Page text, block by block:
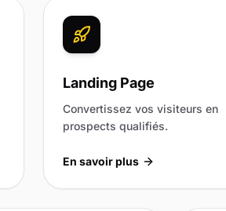
Landing Page
Convertissez vos visiteurs en
prospects qualifiés.
En savoir plus